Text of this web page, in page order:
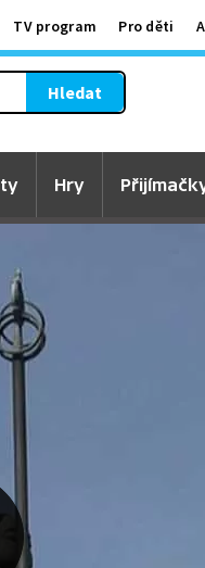
TV program Pro děti
Hledat
Hry